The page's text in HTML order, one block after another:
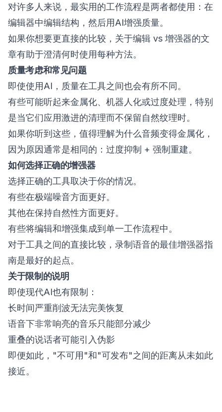
对许多人来说，最实用的工作流程是两者都使用：在
编辑器中编辑结构，然后用AI增强质量。
如果你想要更直接的比较，关于编辑 vs 增强器的文
章有助于澄清何时使用每种方法。
质量考虑和常见问题
即使使用AI，质量在工具之间也会有所不同。
有些可能听起来金属化、机器人化或过度处理，特别
是当它们应用激进的清理而不保留自然纹理时。
如果你听到这些，值得理解为什么音频变得金属化 ，
因为原因通常是相同的：过度抑制 + 强制重建。
如何选择正确的增强器
选择正确的工具取决于你的情况。
有些在极端噪音方面更好。
其他在保持自然性方面更好。
有些将编辑和增强集成到单一工作流程中。
对于工具之间的直接比较， 录制语音的最佳增强器指
南是最好的起点。
关于限制的说明
即使现代AI也有限制：
长时间严重削波无法完美恢复
语音下非常响亮的音乐只能部分减少
重叠的说话者可能引入伪影
即便如此，"不可用"和"可发布"之间的距离从未如此
接近。